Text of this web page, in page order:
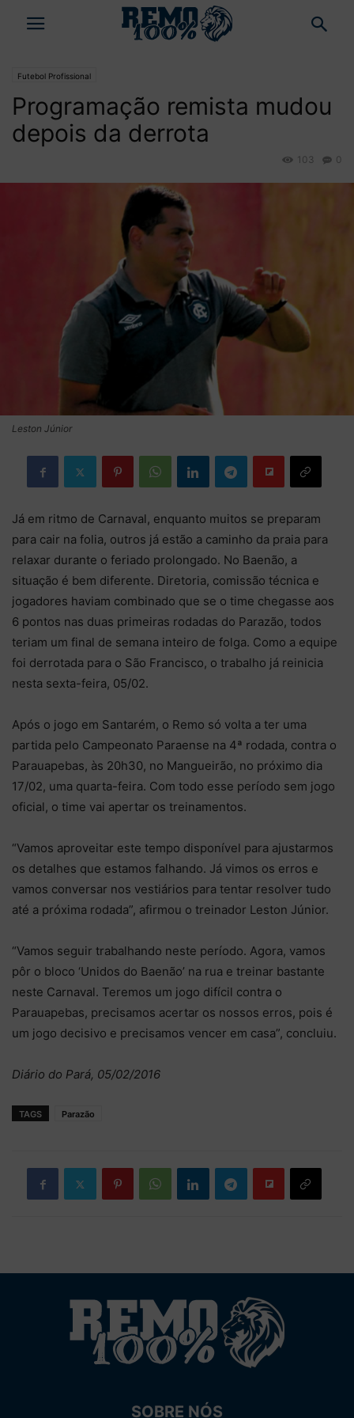
Futebol Profissional
Programação remista mudou
depois da derrota
0
103
Leston Júnior
Já em ritmo de Carnaval, enquanto muitos se preparam
para cair na folia, outros já estão a caminho da praia para
relaxar durante o feriado prolongado. No Baenão, a
situação é bem diferente. Diretoria, comissão técnica e
jogadores haviam combinado que se o time chegasse aos
6 pontos nas duas primeiras rodadas do Parazão, todos
teriam um final de semana inteiro de folga. Como a equipe
foi derrotada para o São Francisco, o trabalho já reinicia
nesta sexta-feira, 05/02.
Após o jogo em Santarém, o Remo só volta a ter uma
partida pelo Campeonato Paraense na 4ª rodada, contra o
Parauapebas, às 20h30, no Mangueirão, no próximo dia
17/02, uma quarta-feira. Com todo esse período sem jogo
oficial, o time vai apertar os treinamentos.
“Vamos aproveitar este tempo disponível para ajustarmos
os detalhes que estamos falhando. Já vimos os erros e
vamos conversar nos vestiários para tentar resolver tudo
até a próxima rodada”, afirmou o treinador Leston Júnior.
“Vamos seguir trabalhando neste período. Agora, vamos
pôr o bloco ‘Unidos do Baenão’ na rua e treinar bastante
neste Carnaval. Teremos um jogo difícil contra o
Parauapebas, precisamos acertar os nossos erros, pois é
um jogo decisivo e precisamos vencer em casa”, concluiu.
Diário do Pará, 05/02/2016
TAGS Parazão
SOBRE NÓS